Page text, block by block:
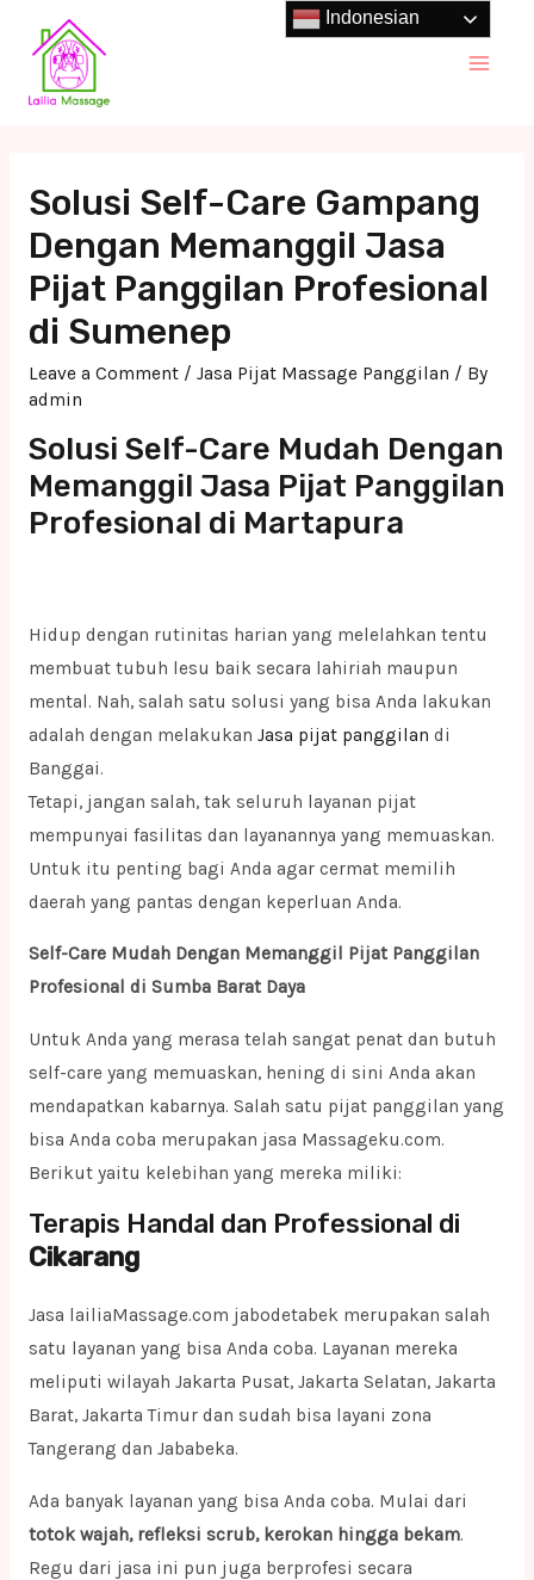
content
Solusi Self-Care Gampang
Dengan Memanggil Jasa
Pijat Panggilan Profesional
di Sumenep
Leave a Comment / Jasa Pijat Massage Panggilan / By
admin
Solusi Self-Care Mudah Dengan
Memanggil Jasa Pijat Panggilan
Profesional di Martapura
Hidup dengan rutinitas harian yang melelahkan tentu
membuat tubuh lesu baik secara lahiriah maupun
mental. Nah, salah satu solusi yang bisa Anda lakukan
adalah dengan melakukan Jasa pijat panggilan di
Banggai.
Tetapi, jangan salah, tak seluruh layanan pijat
mempunyai fasilitas dan layanannya yang memuaskan.
Untuk itu penting bagi Anda agar cermat memilih
daerah yang pantas dengan keperluan Anda.
Self-Care Mudah Dengan Memanggil Pijat Panggilan
Profesional di Sumba Barat Daya
Untuk Anda yang merasa telah sangat penat dan butuh
self-care yang memuaskan, hening di sini Anda akan
mendapatkan kabarnya. Salah satu pijat panggilan yang
bisa Anda coba merupakan jasa Massageku.com.
Berikut yaitu kelebihan yang mereka miliki:
Terapis Handal dan Professional di
Cikarang
Jasa lailiaMassage.com jabodetabek merupakan salah
satu layanan yang bisa Anda coba. Layanan mereka
meliputi wilayah Jakarta Pusat, Jakarta Selatan, Jakarta
Barat, Jakarta Timur dan sudah bisa layani zona
Tangerang dan Jababeka.
Ada banyak layanan yang bisa Anda coba. Mulai dari
totok wajah, refleksi scrub, kerokan hingga bekam.
Regu dari jasa ini pun juga berprofesi secara
Indonesian